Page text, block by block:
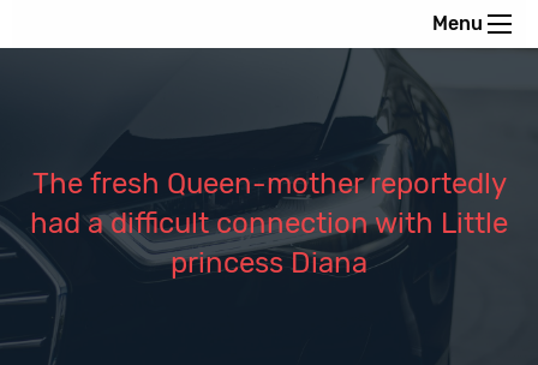
Menu
The fresh Queen-mother reportedly
had a difficult connection with Little
princess Diana